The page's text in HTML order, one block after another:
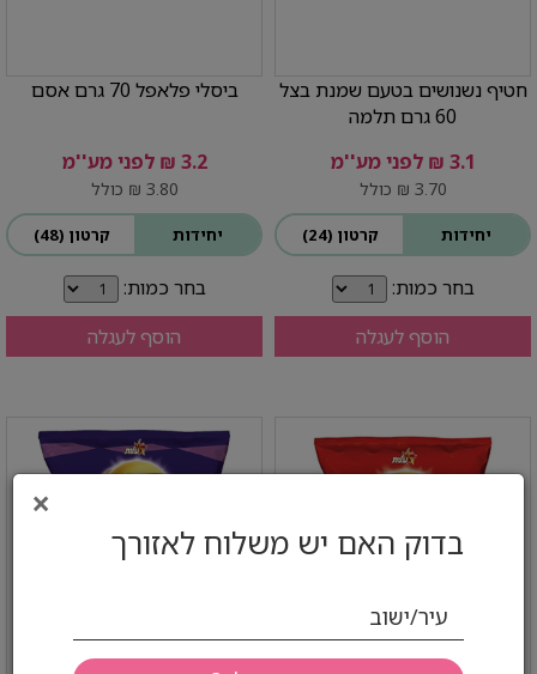
×
בדוק האם יש משלוח לאזורך
עיר/ישוב
חטיף נשנושים בטעם שמנת בצל
60 גרם תלמה
3.1 ₪ לפני מע''מ
3.70 ₪ כולל
יחידות קרטון (24)
בחר כמות:
הוסף לעגלה
ביסלי פלאפל 70 גרם אסם
3.2 ₪ לפני מע''מ
3.80 ₪ כולל
יחידות קרטון (48)
בחר כמות:
הוסף לעגלה